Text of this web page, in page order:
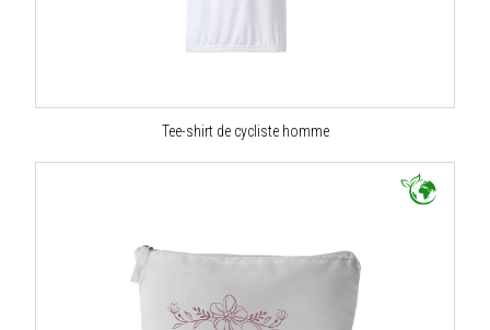
Tee-shirt de cycliste homme